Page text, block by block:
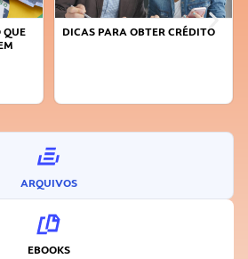
QUE
DICAS PARA OBTER CRÉDITO
ARQUIVOS
EBOOKS